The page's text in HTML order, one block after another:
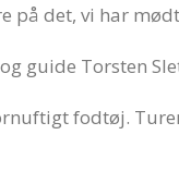
på det, vi har
guide Torsten
fodtøj.